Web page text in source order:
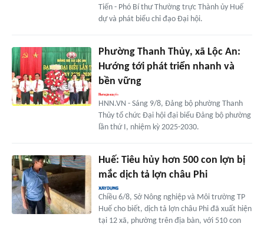
Tiến - Phó Bí thư Thường trực Thành ủy Huế
dự và phát biểu chỉ đạo Đại hội.
Phường Thanh Thủy, xã Lộc An:
Hướng tới phát triển nhanh và
bền vững
HNN.VN - Sáng 9/8, Đảng bộ phường Thanh
Thủy tổ chức Đại hội đại biểu Đảng bộ phường
lần thứ I, nhiệm kỳ 2025-2030.
Huế: Tiêu hủy hơn 500 con lợn bị
mắc dịch tả lợn châu Phi
Chiều 6/8, Sở Nông nghiệp và Môi trường TP
Huế cho biết, dịch tả lợn châu Phi đã xuất hiện
tại 12 xã, phường trên địa bàn, với 510 con